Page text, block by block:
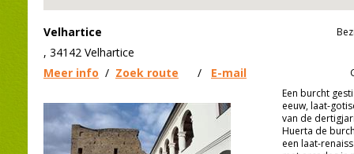
Velhartice
, 34142 Velhartice
Meer info / Zoek route / E-mail
Een burcht
eeuw, laat-
van de
Huerta de
een laat-